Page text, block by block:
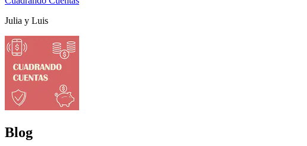
Julia y Luis
Blog